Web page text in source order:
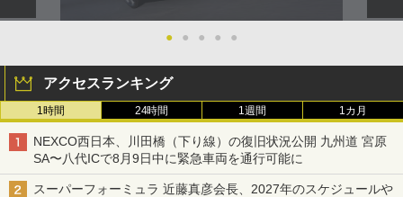
● ● ● ● ●
アクセスランキング
1時間 24時間 1週間 1カ月
NEXCO西日本、川田橋（下り線）の復旧状況公開 九州道 宮原
SA〜八代ICで8月9日中に緊急車両を通行可能に
スーパーフォーミュラ 近藤真彦会長、2027年のスケジュールや